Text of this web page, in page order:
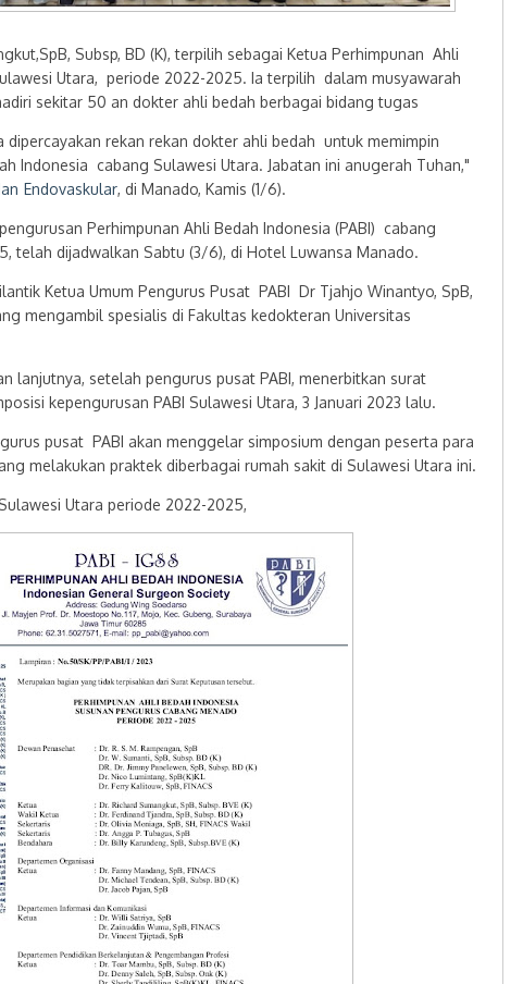
Subsp, BD (K), terpilih sebagai Ketua Perhimpunan Ahli
Utara, periode 2022-2025. Ia terpilih dalam musyawarah
sekitar 50 an dokter ahli bedah berbagai bidang tugas
dipercayakan rekan rekan dokter ahli bedah untuk memimpin
Indonesia cabang Sulawesi Utara. Jabatan ini anugerah Tuhan,"
Endovaskular, di Manado, Kamis (1/6).
Perhimpunan Ahli Bedah Indonesia (PABI) cabang
telah dijadwalkan Sabtu (3/6), di Hotel Luwansa Manado.
Ketua Umum Pengurus Pusat PABI Dr Tjahjo Winantyo, SpB,
mengambil spesialis di Fakultas kedokteran Universitas
lanjutnya, setelah pengurus pusat PABI, menerbitkan surat
kepengurusan PABI Sulawesi Utara, 3 Januari 2023 lalu.
pusat PABI akan menggelar simposium dengan peserta para
melakukan praktek diberbagai rumah sakit di Sulawesi Utara ini.
Utara periode 2022-2025,